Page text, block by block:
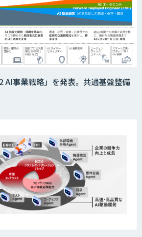
AI事業戦略」を発表。共通基盤整備